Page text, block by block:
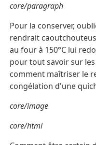
core/paragraph
Pour la conserver,
rendrait
au four à 150°C lui
pour tout savoir sur
comment maîtriser le
congélation d'une
core/image
core/html